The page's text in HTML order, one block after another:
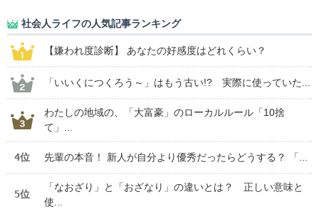
社会人ライフの人気記事ランキング
【嫌われ度診断】 あなたの好感度はどれくらい？
「いいくにつくろう～」はもう古い!? 実際に使っていた...
わたしの地域の、「大富豪」のローカルルール「10捨
て」...
4位 先輩の本音！ 新人が自分より優秀だったらどうする？ 「...
5位
「なおざり」と「おざなり」の違いとは？ 正しい意味と
使...